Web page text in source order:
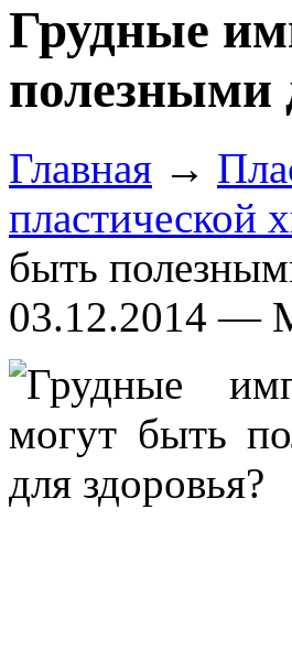
Грудные
полезными
Главная →
пластической
быть
03.12.2014 —